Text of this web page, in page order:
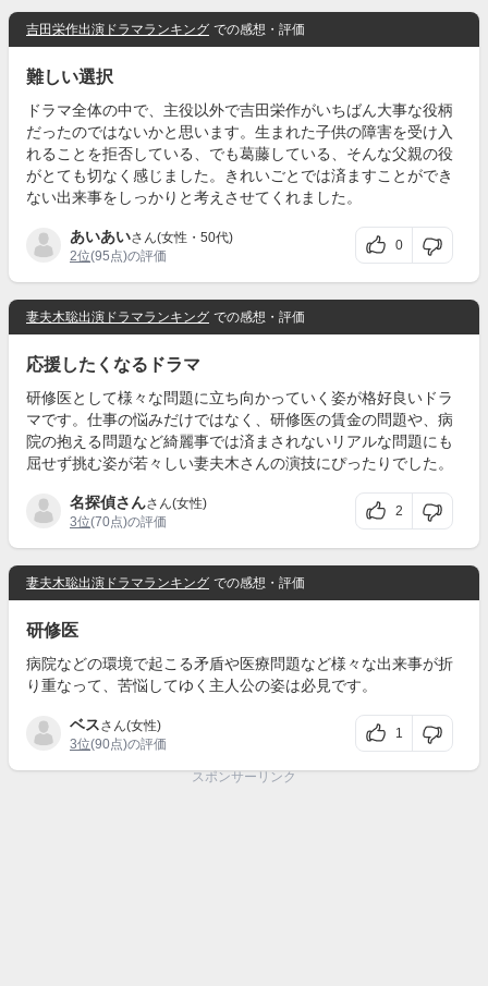
吉田栄作出演ドラマランキング での感想・評価
難しい選択
ドラマ全体の中で、主役以外で吉田栄作がいちばん大事な役柄
だったのではないかと思います。生まれた子供の障害を受け入
れることを拒否している、でも葛藤している、そんな父親の役
がとても切なく感じました。きれいごとでは済ますことができ
ない出来事をしっかりと考えさせてくれました。
あいあいさん(女性・50代)
2位(95点)の評価
0
妻夫木聡出演ドラマランキング での感想・評価
応援したくなるドラマ
研修医として様々な問題に立ち向かっていく姿が格好良いドラ
マです。仕事の悩みだけではなく、研修医の賃金の問題や、病
院の抱える問題など綺麗事では済まされないリアルな問題にも
屈せず挑む姿が若々しい妻夫木さんの演技にぴったりでした。
名探偵さんさん(女性)
3位(70点)の評価
2
妻夫木聡出演ドラマランキング での感想・評価
研修医
病院などの環境で起こる矛盾や医療問題など様々な出来事が折
り重なって、苦悩してゆく主人公の姿は必見です。
ベスさん(女性)
3位(90点)の評価
1
スポンサーリンク